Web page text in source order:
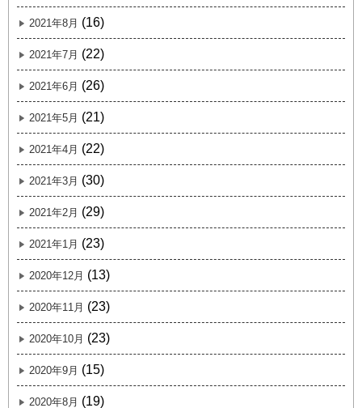
2021年8月 (16)
2021年7月 (22)
2021年6月 (26)
2021年5月 (21)
2021年4月 (22)
2021年3月 (30)
2021年2月 (29)
2021年1月 (23)
2020年12月 (13)
2020年11月 (23)
2020年10月 (23)
2020年9月 (15)
2020年8月 (19)